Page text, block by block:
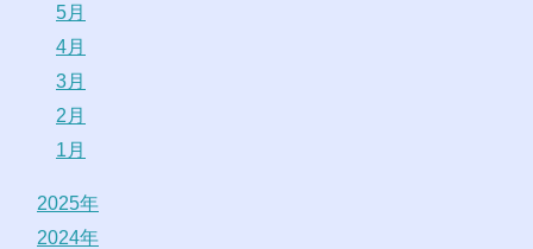
5月
4月
3月
2月
1月
2025年
2024年